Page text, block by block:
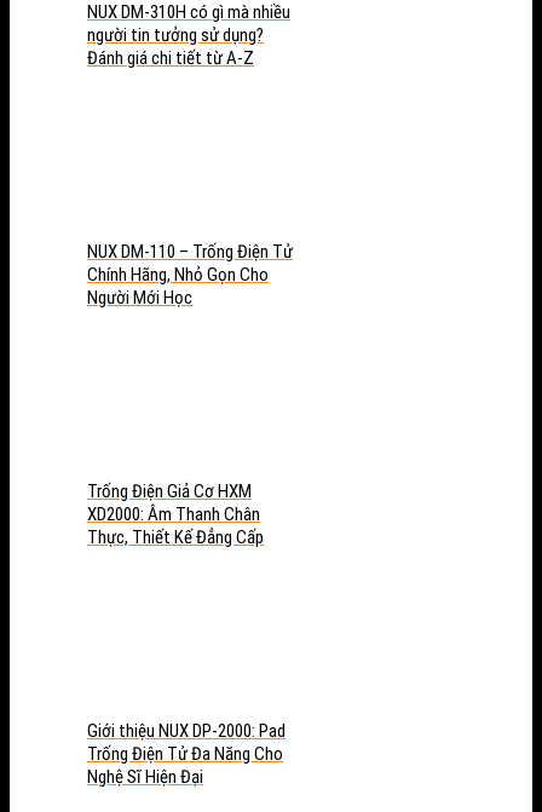
NUX DM-310H có gì mà nhiều
người tin tưởng sử dụng?
Đánh giá chi tiết từ A-Z
NUX DM-110 – Trống Điện Tử
Chính Hãng, Nhỏ Gọn Cho
Người Mới Học
Trống Điện Giả Cơ HXM
XD2000: Âm Thanh Chân
Thực, Thiết Kế Đẳng Cấp
Giới thiệu NUX DP-2000: Pad
Trống Điện Tử Đa Năng Cho
Nghệ Sĩ Hiện Đại